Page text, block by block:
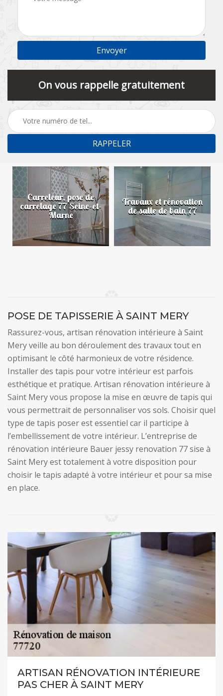
On vous rappelle gratuitement
Carreleur, pose de
carrelage 77 Seine-et-
Marne
Travaux et rénovation
de salle de bain 77
POSE DE TAPISSERIE À SAINT MERY
Rassurez-vous, artisan rénovation intérieure à Saint
Mery veille au bon déroulement des travaux tout en
optimisant le côté harmonieux de votre résidence.
Installer des tapis pour votre intérieur est parfois
esthétique et pratique. Artisan rénovation intérieure à
Saint Mery vous propose la mise en œuvre de tapis qui
vous permettrait de personnaliser vos sols. Choisir quel
type de tapis poser est essentiel car il participe à
l’embellissement de votre intérieur. L’entreprise de
rénovation intérieure Bauer jessy renovation 77 sise à
Saint Mery est totalement à votre disposition pour
choisir le tapis adapté à votre intérieur et pour sa mise
en place.
ARTISAN RÉNOVATION INTÉRIEURE
PAS CHER À SAINT MERY